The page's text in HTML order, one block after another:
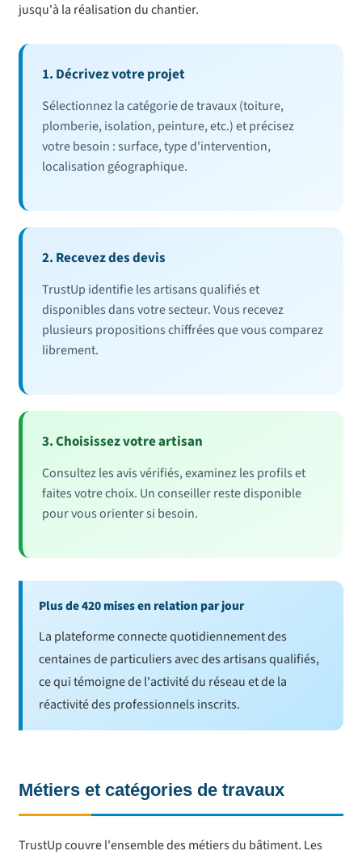
jusqu'à la réalisation du chantier.
1. Décrivez votre projet
Sélectionnez la catégorie de travaux (toiture,
plomberie, isolation, peinture, etc.) et précisez
votre besoin : surface, type d'intervention,
localisation géographique.
2. Recevez des devis
TrustUp identifie les artisans qualifiés et
disponibles dans votre secteur. Vous recevez
plusieurs propositions chiffrées que vous comparez
librement.
3. Choisissez votre artisan
Consultez les avis vérifiés, examinez les profils et
faites votre choix. Un conseiller reste disponible
pour vous orienter si besoin.
Plus de 420 mises en relation par jour
La plateforme connecte quotidiennement des
centaines de particuliers avec des artisans qualifiés,
ce qui témoigne de l'activité du réseau et de la
réactivité des professionnels inscrits.
Métiers et catégories de travaux
TrustUp couvre l'ensemble des métiers du bâtiment. Les